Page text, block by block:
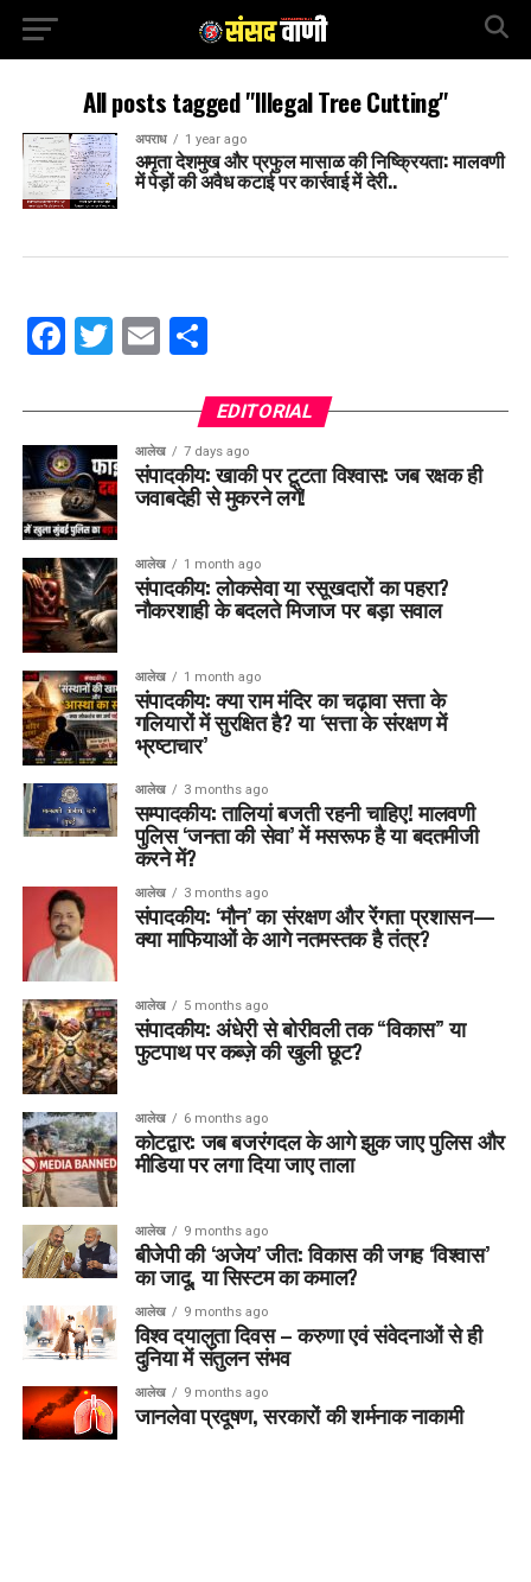
All posts tagged "Illegal Tree Cutting"
अपराध 1 year ago
अमृता देशमुख और प्रफुल मासाळ की निष्क्रियता: मालवणी
में पेड़ों की अवैध कटाई पर कार्रवाई में देरी..
Facebook
Twitter
EmailShare
EDITORIAL
आलेख 7 days ago
संपादकीय: खाकी पर टूटता विश्वास: जब रक्षक ही
जवाबदेही से मुकरने लगें!
आलेख 1 month ago
संपादकीय: लोकसेवा या रसूखदारों का पहरा?
नौकरशाही के बदलते मिजाज पर बड़ा सवाल
आलेख 1 month ago
संपादकीय: क्या राम मंदिर का चढ़ावा सत्ता के
गलियारों में सुरक्षित है? या ‘सत्ता के संरक्षण में
भ्रष्टाचार’
आलेख 3 months ago
सम्पादकीय: तालियां बजती रहनी चाहिए! मालवणी
पुलिस ‘जनता की सेवा’ में मसरूफ है या बदतमीजी
करने में?
आलेख 3 months ago
संपादकीय: ‘मौन’ का संरक्षण और रेंगता प्रशासन—
क्या माफियाओं के आगे नतमस्तक है तंत्र?
आलेख 5 months ago
संपादकीय: अंधेरी से बोरीवली तक “विकास” या
फुटपाथ पर कब्ज़े की खुली छूट?
आलेख 6 months ago
कोटद्वार: जब बजरंगदल के आगे झुक जाए पुलिस और
मीडिया पर लगा दिया जाए ताला
आलेख 9 months ago
बीजेपी की ‘अजेय’ जीत: विकास की जगह ‘विश्वास’
का जादू, या सिस्टम का कमाल?
आलेख 9 months ago
विश्व दयालुता दिवस – करुणा एवं संवेदनाओं से ही
दुनिया में संतुलन संभव
आलेख 9 months ago
जानलेवा प्रदूषण, सरकारों की शर्मनाक नाकामी